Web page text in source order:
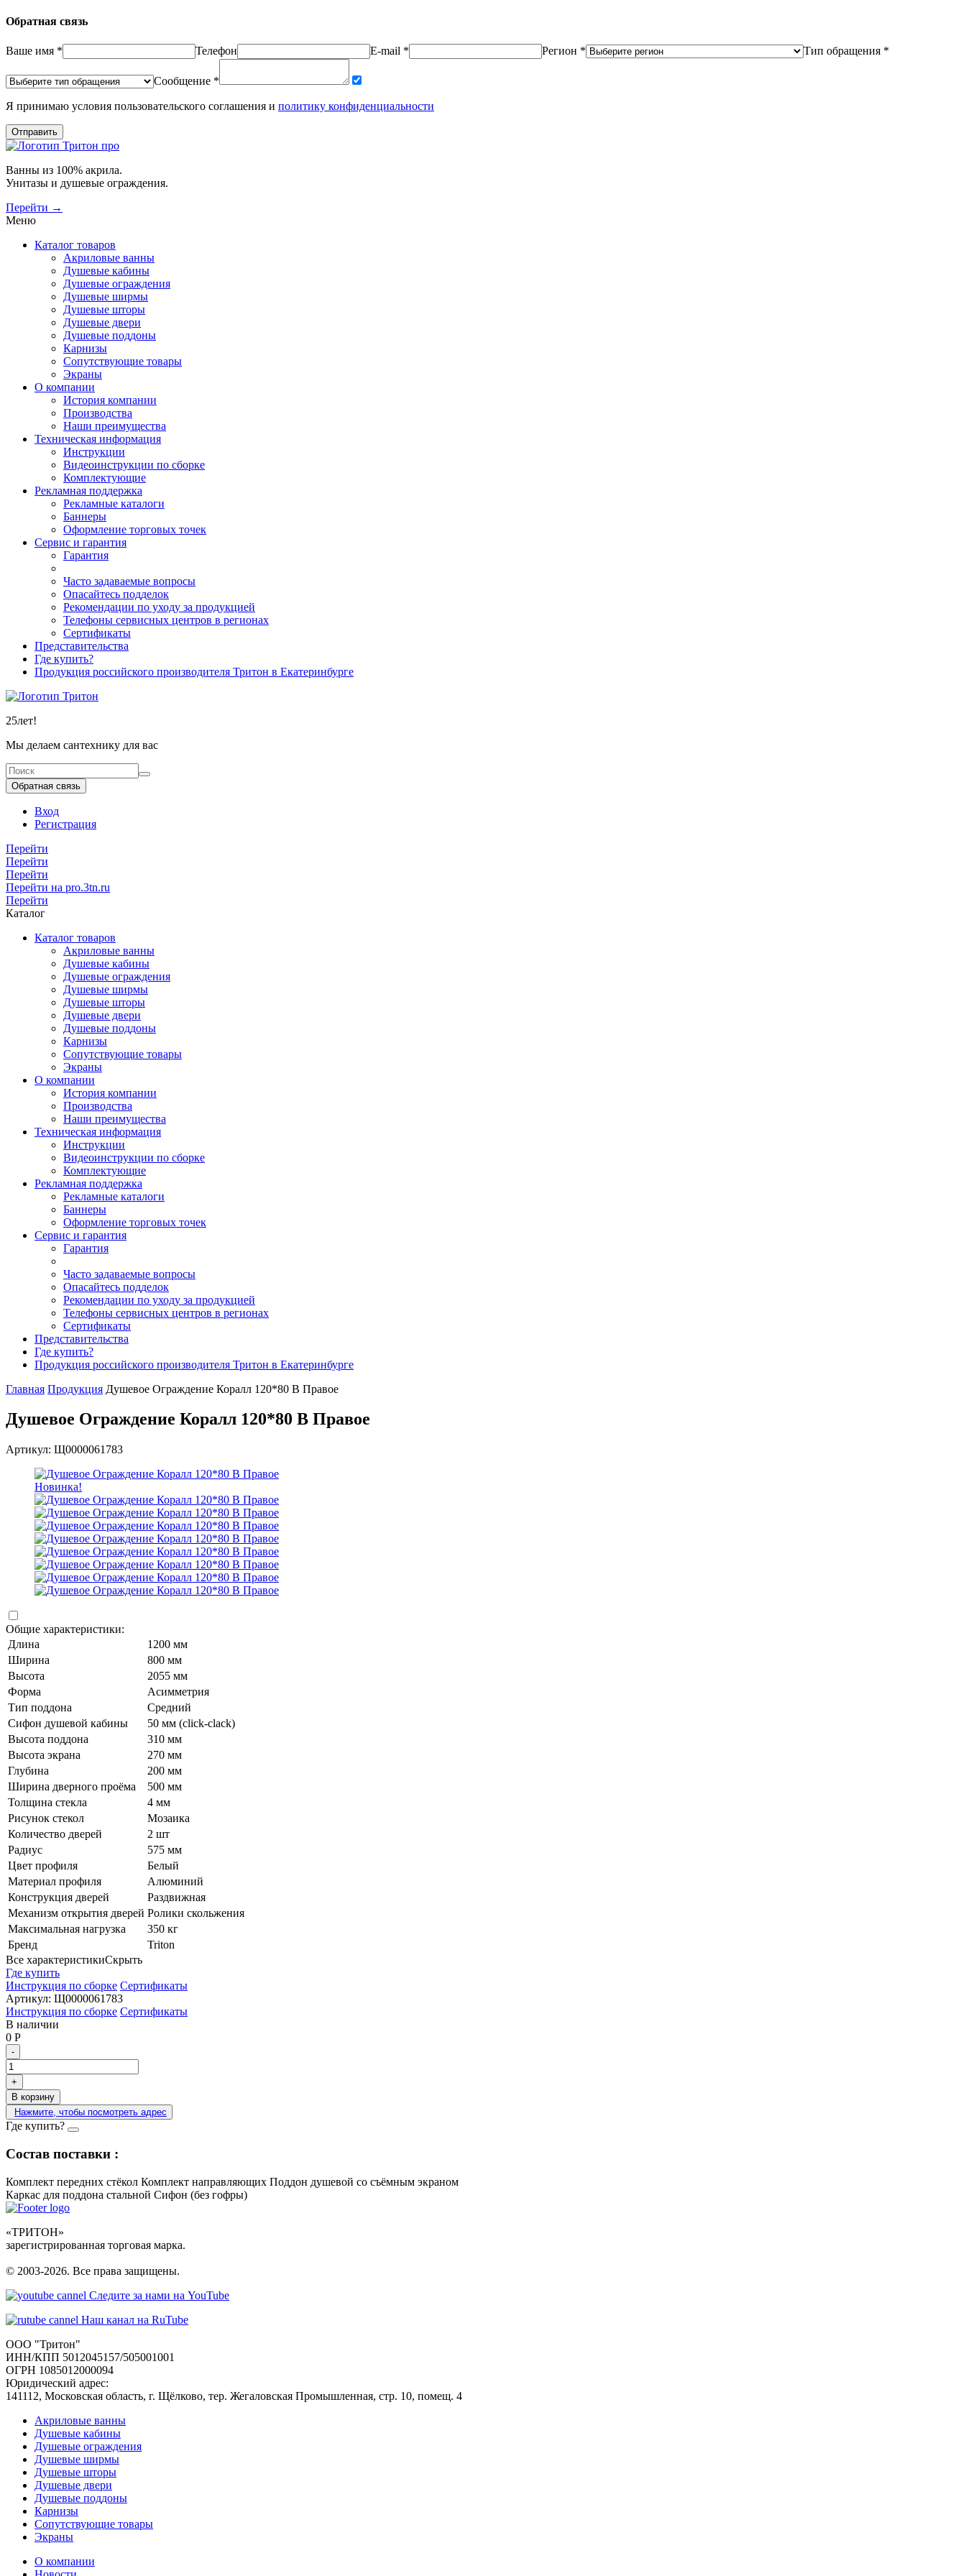
Обратная связь
Ваше имя * Телефон E-mail * Регион * Тип обращения *
Сообщение *
Я принимаю условия пользовательского соглашения и политику конфиденциальности
Отправить
Ванны из 100% акрила.
Унитазы и душевые ограждения.
Перейти →
Меню
Каталог товаров
Акриловые ванны
Душевые кабины
Душевые ограждения
Душевые ширмы
Душевые шторы
Душевые двери
Душевые поддоны
Карнизы
Сопутствующие товары
Экраны
О компании
История компании
Производства
Наши преимущества
Техническая информация
Инструкции
Видеоинструкции по сборке
Комплектующие
Рекламная поддержка
Рекламные каталоги
Баннеры
Оформление торговых точек
Сервис и гарантия
Гарантия
Часто задаваемые вопросы
Опасайтесь подделок
Рекомендации по уходу за продукцией
Телефоны сервисных центров в регионах
Сертификаты
Представительства
Где купить?
Продукция российского производителя Тритон в Екатеринбурге
25лет!
Мы делаем сантехнику для вас
Обратная связь
Вход
Регистрация
Перейти
Перейти
Перейти
Перейти на pro.3tn.ru
Перейти
Каталог
Каталог товаров
Акриловые ванны
Душевые кабины
Душевые ограждения
Душевые ширмы
Душевые шторы
Душевые двери
Душевые поддоны
Карнизы
Сопутствующие товары
Экраны
О компании
История компании
Производства
Наши преимущества
Техническая информация
Инструкции
Видеоинструкции по сборке
Комплектующие
Рекламная поддержка
Рекламные каталоги
Баннеры
Оформление торговых точек
Сервис и гарантия
Гарантия
Часто задаваемые вопросы
Опасайтесь подделок
Рекомендации по уходу за продукцией
Телефоны сервисных центров в регионах
Сертификаты
Представительства
Где купить?
Продукция российского производителя Тритон в Екатеринбурге
Главная Продукция Душевое Ограждение Коралл 120*80 В Правое
Душевое Ограждение Коралл 120*80 В Правое
Артикул: Щ0000061783
Новинка!
Общие характеристики:
Длина
1200 мм
Ширина
800 мм
Высота
2055 мм
Форма
Асимметрия
Тип поддона
Средний
Сифон душевой кабины
50 мм (click-clack)
Высота поддона
310 мм
Высота экрана
270 мм
Глубина
200 мм
Ширина дверного проёма
500 мм
Толщина стекла
4 мм
Рисунок стекол
Мозаика
Количество дверей
2 шт
Радиус
575 мм
Цвет профиля
Белый
Материал профиля
Алюминий
Конструкция дверей
Раздвижная
Механизм открытия дверей Ролики скольжения
Максимальная нагрузка
350 кг
Бренд
Triton
Все характеристикиСкрыть
Где купить
Инструкция по сборке Сертификаты
Артикул: Щ0000061783
Инструкция по сборке Сертификаты
В наличии
0 Р
-
+
В корзину
Нажмите, чтобы посмотреть адрес
Где купить?
Состав поставки :
Комплект передних стёкол Комплект направляющих Поддон душевой со съёмным экраном
Каркас для поддона стальной Сифон (без гофры)
«ТРИТОН»
зарегистрированная торговая марка.
© 2003-2026. Все права защищены.
Следите за нами на YouTube
Наш канал на RuTube
ООО "Тритон"
ИНН/КПП 5012045157/505001001
ОГРН 1085012000094
Юридический адрес:
141112, Московская область, г. Щёлково, тер. Жегаловская Промышленная, стр. 10, помещ. 4
Акриловые ванны
Душевые кабины
Душевые ограждения
Душевые ширмы
Душевые шторы
Душевые двери
Душевые поддоны
Карнизы
Сопутствующие товары
Экраны
О компании